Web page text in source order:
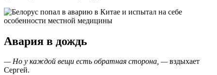
Авария в дождь
— Но у каждой вещи есть обратная сторона, —вздыхает
Сергей.